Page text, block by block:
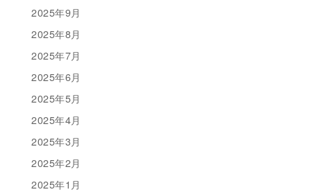
2025年9月
2025年8月
2025年7月
2025年6月
2025年5月
2025年4月
2025年3月
2025年2月
2025年1月